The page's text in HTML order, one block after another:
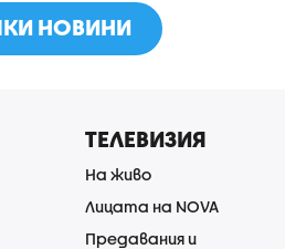
НОВИНИ
ТЕЛЕВИЗИЯ
На живо
Лицата на NOVA
Предавания и